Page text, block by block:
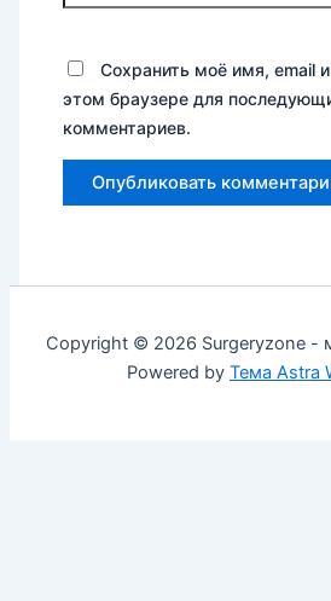
Сохранить моё имя, email
этом браузере для
комментариев.
Copyright © 2026 Surgeryzone -
Powered by Тема Astra